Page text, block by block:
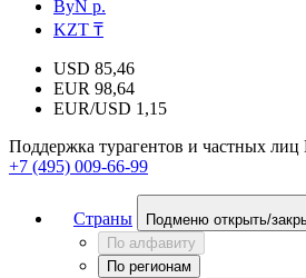
ByN р.
KZT ₸
USD 85,46
EUR 98,64
EUR/USD 1,15
Поддержка турагентов и частных лиц
+7 (495) 009-66-99
Страны
Подменю открыть/
По алфавиту
По регионам